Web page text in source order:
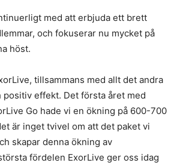
med att erbjuda ett brett
och fokuserar nu mycket på
höst.
tillsammans med allt det andra
effekt. Det första året med
Go hade vi en ökning på 600-700
är inget tvivel om att det paket vi
skapar denna ökning av
fördelen ExorLive ger oss idag